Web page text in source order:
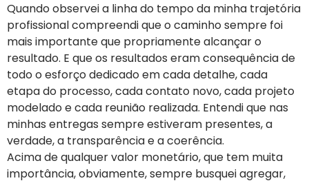
Quando observei a linha do tempo da minha trajetória
profissional compreendi que o caminho sempre foi
mais importante que propriamente alcançar o
resultado. E que os resultados eram consequência de
todo o esforço dedicado em cada detalhe, cada
etapa do processo, cada contato novo, cada projeto
modelado e cada reunião realizada. Entendi que nas
minhas entregas sempre estiveram presentes, a
verdade, a transparência e a coerência.
Acima de qualquer valor monetário, que tem muita
importância, obviamente, sempre busquei agregar,